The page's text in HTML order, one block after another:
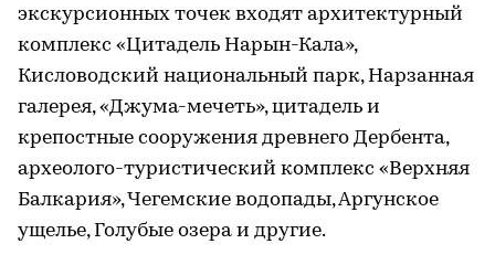
экскурсионных точек входят архитектурный
комплекс «Цитадель Нарын-Кала»,
Кисловодский национальный парк, Нарзанная
галерея, «Джума-мечеть», цитадель и
крепостные сооружения древнего Дербента,
археолого-туристический комплекс «Верхняя
Балкария», Чегемские водопады, Аргунское
ущелье, Голубые озера и другие.